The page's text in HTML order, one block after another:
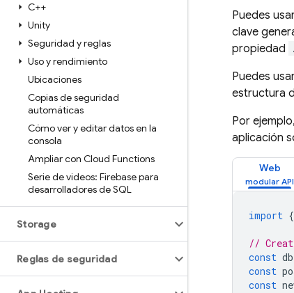
C++
Unity
Seguridad y reglas
Uso y rendimiento
Ubicaciones
Copias de seguridad
automáticas
Cómo ver y editar datos en la
consola
Ampliar con Cloud Functions
Serie de videos: Firebase para
desarrolladores de SQL
Storage
Reglas de seguridad
Puedes
clave
propiedad
Puedes
estructura
Por ejemplo,
aplicación
Web
import {
//
const db
const
const